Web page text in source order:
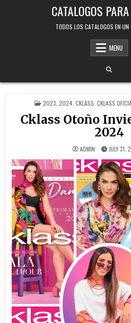
CATALOGOS
TODOS LOS CATALOGOS EN UN
MENU
POSTED
IN
2023 2024, CKLASS CKLASS
Cklass Otoño
2024
ADMIN JULY 31,